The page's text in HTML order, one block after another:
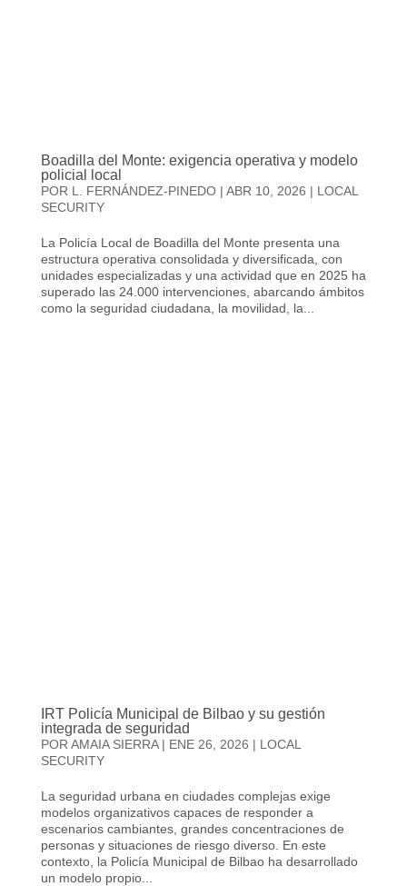
Boadilla del Monte: exigencia operativa y modelo
policial local
POR L. FERNÁNDEZ-PINEDO| ABR 10, 2026 | LOCAL
SECURITY
La Policía Local de Boadilla del Monte presenta una
estructura operativa consolidada y diversificada, con
unidades especializadas y una actividad que en 2025 ha
superado las 24.000 intervenciones, abarcando ámbitos
como la seguridad ciudadana, la movilidad, la...
IRT Policía Municipal de Bilbao y su gestión
integrada de seguridad
POR AMAIA SIERRA| ENE 26, 2026 | LOCAL
SECURITY
La seguridad urbana en ciudades complejas exige
modelos organizativos capaces de responder a
escenarios cambiantes, grandes concentraciones de
personas y situaciones de riesgo diverso. En este
contexto, la Policía Municipal de Bilbao ha desarrollado
un modelo propio...